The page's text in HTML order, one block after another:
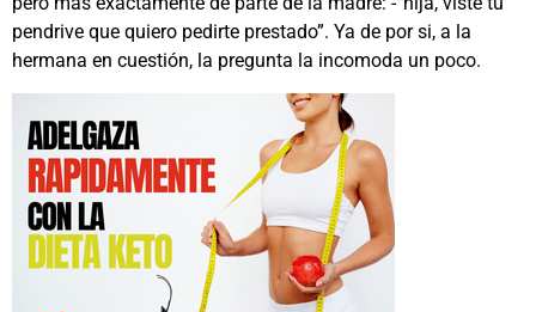
pendrive que quiero pedirte prestado”. Ya de por si, a la
hermana en cuestión, la pregunta la incomoda un poco.